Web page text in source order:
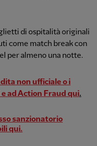
di ospitalità originali
come match break con
per almeno una notte.
non ufficiale o i
ad Action Fraud qui.
sanzionatorio
qui.